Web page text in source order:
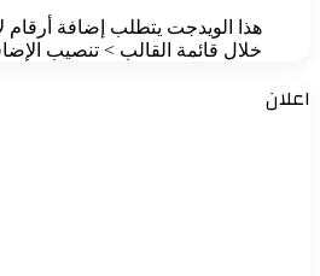
هذا الويدجت يتطلب إضافة أرقام
خلال قائمة القالب > تنصيب
اعلان